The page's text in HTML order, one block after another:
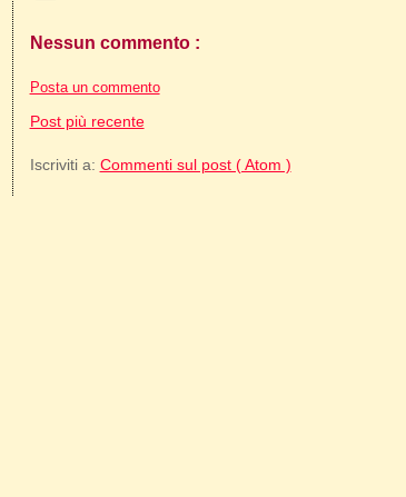
Nessun commento :
Posta un commento
Post più recente
Iscriviti a: Commenti sul post ( Atom )